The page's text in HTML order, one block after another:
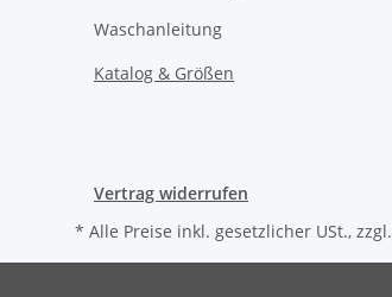
Katalog & Größen
Waschanleitung
Vertrag widerrufen
* Alle Preise inkl. gesetzlicher USt., zzgl.